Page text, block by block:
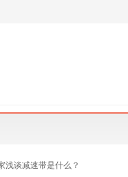
浅谈减速带是什么？